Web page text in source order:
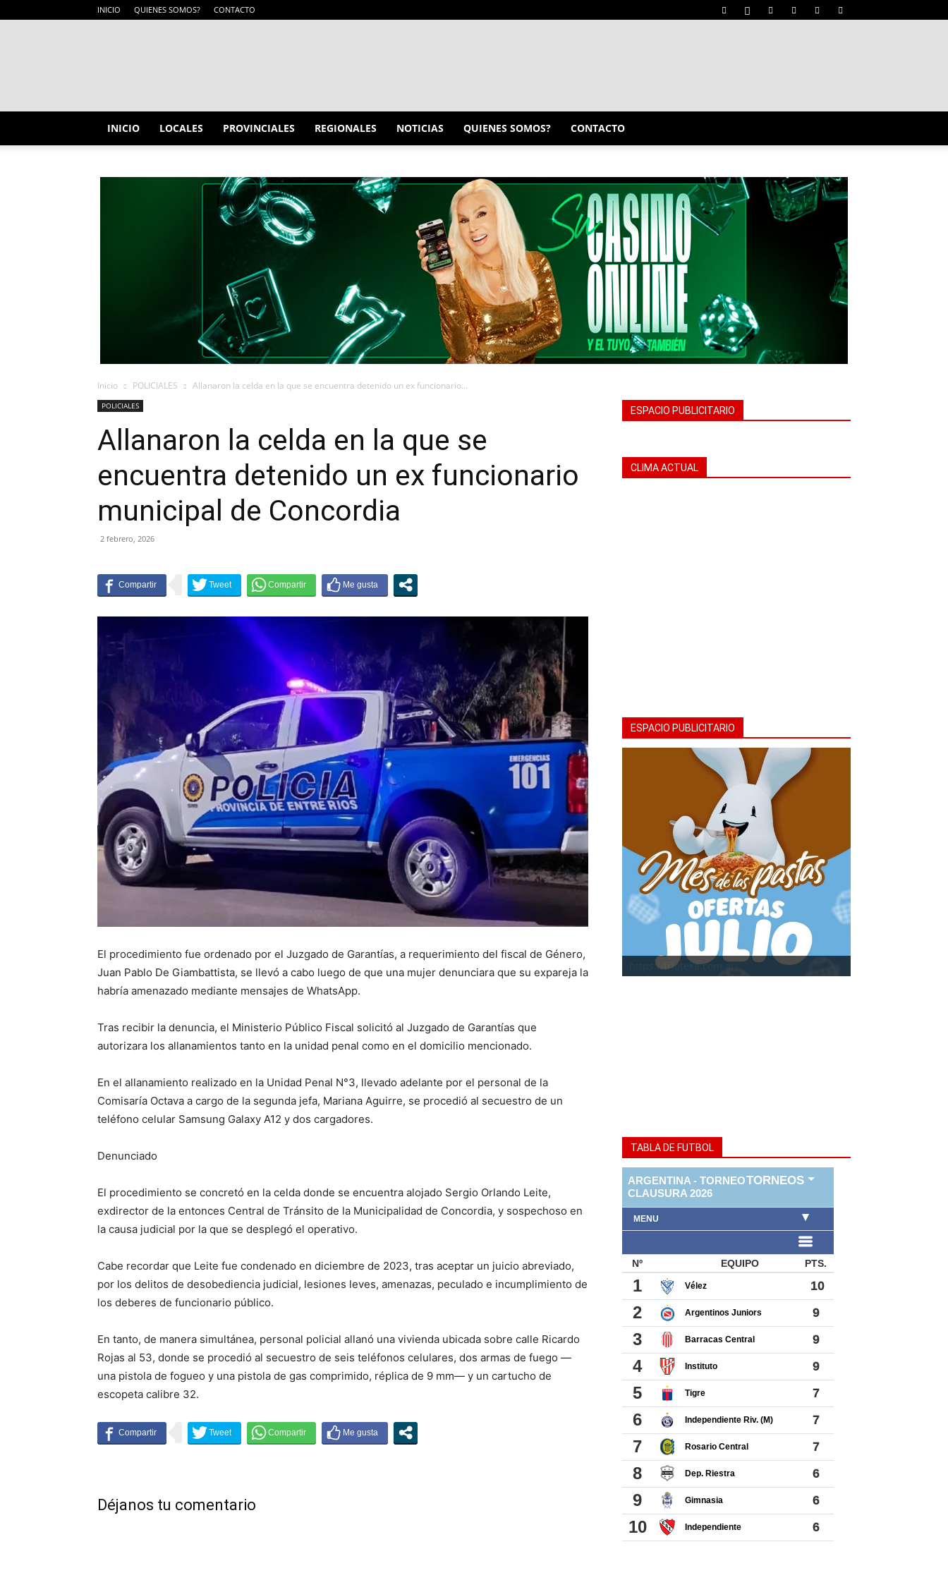
INICIO QUIENES SOMOS? CONTACTO
INFO
CONQUISTADORES
INICIO LOCALES PROVINCIALES REGIONALES NOTICIAS QUIENES SOMOS? CONTACTO
Inicio POLICIALES Allanaron la celda en la que se encuentra detenido un ex funcionario...
POLICIALES
Allanaron la celda en la que se
encuentra detenido un ex funcionario
municipal de Concordia
2 febrero, 2026
El procedimiento fue ordenado por el Juzgado de Garantías, a requerimiento del fiscal de Género,
Juan Pablo De Giambattista, se llevó a cabo luego de que una mujer denunciara que su expareja la
habría amenazado mediante mensajes de WhatsApp.
Tras recibir la denuncia, el Ministerio Público Fiscal solicitó al Juzgado de Garantías que
autorizara los allanamientos tanto en la unidad penal como en el domicilio mencionado.
En el allanamiento realizado en la Unidad Penal N°3, llevado adelante por el personal de la
Comisaría Octava a cargo de la segunda jefa, Mariana Aguirre, se procedió al secuestro de un
teléfono celular Samsung Galaxy A12 y dos cargadores.
Denunciado
El procedimiento se concretó en la celda donde se encuentra alojado Sergio Orlando Leite,
exdirector de la entonces Central de Tránsito de la Municipalidad de Concordia, y sospechoso en
la causa judicial por la que se desplegó el operativo.
Cabe recordar que Leite fue condenado en diciembre de 2023, tras aceptar un juicio abreviado,
por los delitos de desobediencia judicial, lesiones leves, amenazas, peculado e incumplimiento de
los deberes de funcionario público.
En tanto, de manera simultánea, personal policial allanó una vivienda ubicada sobre calle Ricardo
Rojas al 53, donde se procedió al secuestro de seis teléfonos celulares, dos armas de fuego —
una pistola de fogueo y una pistola de gas comprimido, réplica de 9 mm— y un cartucho de
escopeta calibre 32.
Déjanos tu comentario
ESPACIO PUBLICITARIO
CLIMA ACTUAL
ESPACIO PUBLICITARIO
https://frioteka.com.ar/
TABLA DE FUTBOL